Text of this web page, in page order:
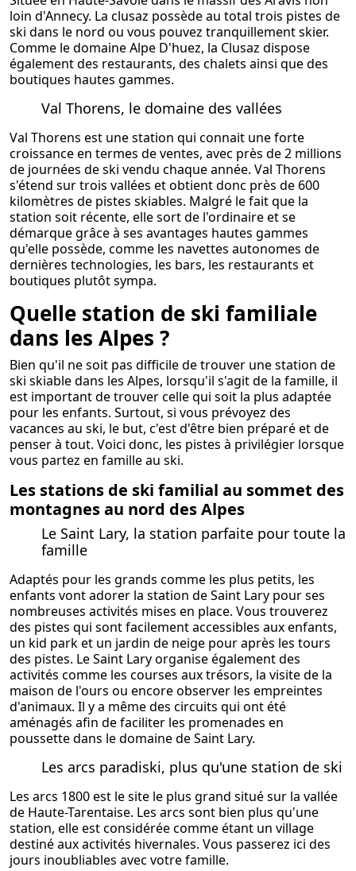
loin d'Annecy. La clusaz possède au total trois pistes de
ski dans le nord ou vous pouvez tranquillement skier.
Comme le domaine Alpe D'huez, la Clusaz dispose
également des restaurants, des chalets ainsi que des
boutiques hautes gammes.
Val Thorens, le domaine des vallées
Val Thorens est une station qui connait une forte
croissance en termes de ventes, avec près de 2 millions
de journées de ski vendu chaque année. Val Thorens
s'étend sur trois vallées et obtient donc près de 600
kilomètres de pistes skiables. Malgré le fait que la
station soit récente, elle sort de l'ordinaire et se
démarquegrâceà ses avantages hautes gammes
qu'elle possède, comme les navettes autonomes de
dernières technologies, les bars, les restaurants et
boutiques plutôtsympa.
Quelle station de ski familiale
dans les Alpes ?
Bien qu'il ne soit pas difficile de trouver une station de
ski skiable dans les Alpes, lorsqu'il s'agit de la famille, il
est important de trouver celle qui soit la plus adaptée
pour les enfants. Surtout, si vous prévoyez des
vacances au ski, le but, c'est d'être bien préparé et de
penser à tout. Voici donc, les pistes à privilégier lorsque
vous partez en famille au ski.
Les stations de ski familial au sommet des
montagnes au nord des Alpes
Le Saint Lary, la station parfaite pour toute la
famille
Adaptés pour les grands comme les plus petits, les
enfants vont adorer la station de Saint Lary pour ses
nombreuses activités mises en place. Vous trouverez
des pistes qui sont facilement accessibles aux enfants,
un kid park et un jardin de neige pour après les tours
des pistes. Le Saint Lary organise également des
activités comme les courses aux trésors, la visite de la
maison de l'ours ou encore observer les empreintes
d'animaux. Il y a même des circuits qui ont été
aménagés afin de faciliter les promenades en
poussette dans le domaine de Saint Lary.
Les arcs paradiski, plus qu'une station de ski
Les arcs 1800 est le site le plus grand situé sur la vallée
de Haute-Tarentaise. Les arcs sont bien plus qu'une
station, elle est considérée comme étant un village
destiné aux activités hivernales. Vous passerez ici des
jours inoubliables avec votre famille.